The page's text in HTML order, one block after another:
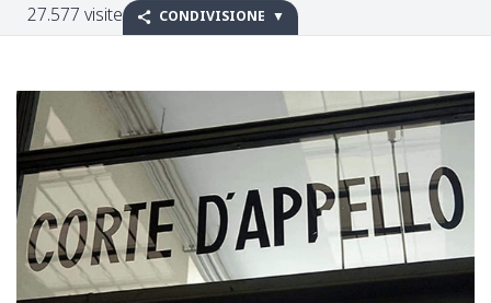
27.577 visite CONDIVISIONE